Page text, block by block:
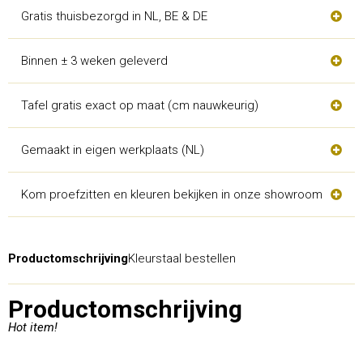
Gratis thuisbezorgd in NL, BE & DE
Binnen ± 3 weken geleverd
Tafel gratis exact op maat (cm nauwkeurig)
Gemaakt in eigen werkplaats (NL)
Kom proefzitten en kleuren bekijken in onze showroom
ProductomschrijvingKleurstaal bestellen
Productomschrijving
Hot item!